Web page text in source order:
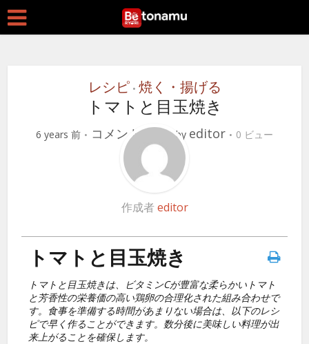
レシピ • 焼く・揚げる
トマトと目玉焼き
6 years 前 コメントする by editor 0 ビュー
作成者editor
トマトと目玉焼き
トマトと目玉焼きは、ビタミンCが豊富な柔らかいトマト
と芳香性の栄養価の高い鶏卵の合理化された組み合わせで
す。食事を準備する時間があまりない場合は、以下のレシ
ピで早く作ることができます。数分後に美味しい料理が出
来上がることを確保します。